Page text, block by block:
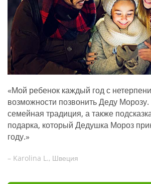
«Мой ребенок каждый год с
возможности позвонить Деду
семейная традиция, а также
подарка, который Дедушка Мороз
году.»
– Karolina L., Швеция